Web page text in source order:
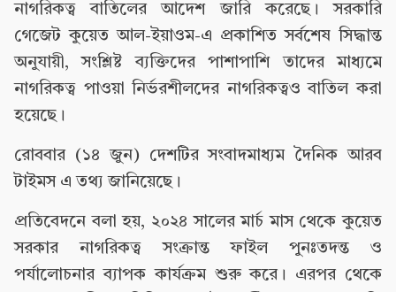
নাগরিকত্ব বাতিলের আদেশ জারি করেছে। সরকারি
গেজেট কুয়েত আল-ইয়াওম-এ প্রকাশিত সর্বশেষ সিদ্ধান্ত
অনুযায়ী, সংশ্লিষ্ট ব্যক্তিদের পাশাপাশি তাদের মাধ্যমে
নাগরিকত্ব পাওয়া নির্ভরশীলদের নাগরিকত্বও বাতিল করা
হয়েছে।
রোববার (১৪ জুন) দেশটির সংবাদমাধ্যম দৈনিক আরব
টাইমস এ তথ্য জানিয়েছে।
প্রতিবেদনে বলা হয়, ২০২৪ সালের মার্চ মাস থেকে কুয়েত
সরকার নাগরিকত্ব সংক্রান্ত ফাইল পুনঃতদন্ত ও
পর্যালোচনার ব্যাপক কার্যক্রম শুরু করে। এরপর থেকে